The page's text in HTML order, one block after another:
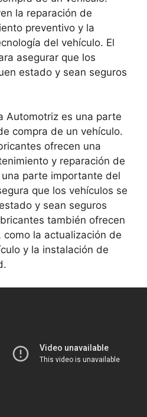
la reparación de
preventivo y la
del vehículo. El
asegurar que los
estado y sean seguros
Automotriz es una parte
compra de un vehículo.
ofrecen una
y reparación de
parte importante del
que los vehículos se
y sean seguros
también ofrecen
como la actualización de
y la instalación de